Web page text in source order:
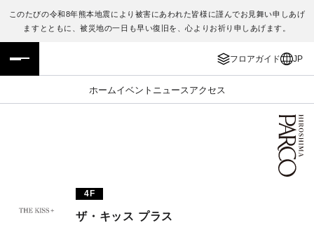
このたびの令和8年熊本地震により被害にあわれた皆様に謹んでお見舞い申しあげ
ますとともに、被災地の一日も早い復旧を、心よりお祈り申しあげます。
フロアガイド JP
ホームイベント ニュース アクセス
フロアガイド
施設案内・アクセス
TAX FREE
ENGLISH
繁体字
日本語
4F
ザ・キッス プラス